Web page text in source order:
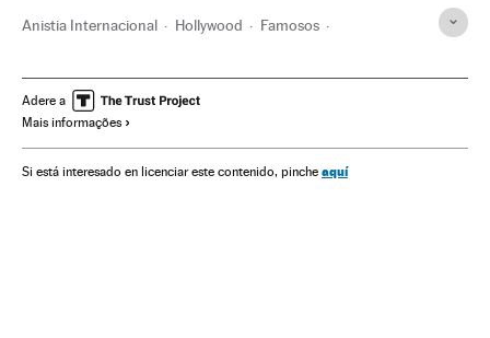
Anistia Internacional Hollywood Famosos
Solidariedade Indústria Cinematográfica
Exploração sexual
Delitos Problemas sociais Justiça Sociedade
Adere a
Mais informações
Si está interesado en licenciar este contenido, pinche aquí